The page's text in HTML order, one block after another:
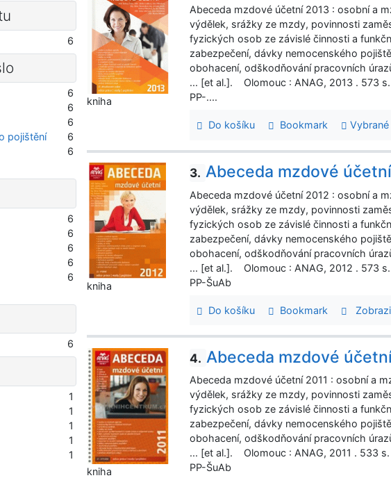
Abeceda mzdové účetní 2013 : osobní a
výdělek, srážky ze mzdy, povinnosti
fyzických osob ze závislé činnosti a
zabezpečení, dávky nemocenského
obohacení, odškodňování pracovních
... [et al.]. Olomouc : ANAG, 2013 . 573
PP-....
Do košíku Bookmark
kniha
3. Abeceda mzdové
Abeceda mzdové účetní 2012 : osobní a
výdělek, srážky ze mzdy, povinnosti
fyzických osob ze závislé činnosti a
zabezpečení, dávky nemocenského
obohacení, odškodňování pracovních
... [et al.]. Olomouc : ANAG, 2012 . 573
PP-ŠuAb
Do košíku Bookmark
kniha
4. Abeceda mzdové
Abeceda mzdové účetní 2011 : osobní a
výdělek, srážky ze mzdy, povinnosti
fyzických osob ze závislé činnosti a
zabezpečení, dávky nemocenského
obohacení, odškodňování pracovních
... [et al.]. Olomouc : ANAG, 2011 . 533
PP-ŠuAb
kniha
6
6
6
6
pojištění
6
6
6
6
6
6
6
6
1
1
1
1
1